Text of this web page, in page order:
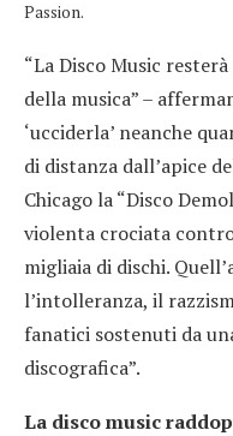
Passion.
“La Disco Music
della musica” –
‘ucciderla’ neanche
di distanza dall’apice
Chicago la “Disco
violenta crociata
migliaia di dischi.
l’intolleranza, il
fanatici sostenuti da
discografica”.
La disco music